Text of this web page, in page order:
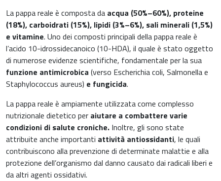
Oncologia
Medicina Interna, Geriatria e Reumatologia
Nutrizione e Metabolismo
Ortopedia e Traumatologia
Pediatria
Minerali e vitamine
Muscoli e articolazioni
News & Eventi
Nutrizione sportiva
Prodotti oftalmici
Riposo notturno
La pappa reale è composta da acqua (50%–60%), proteine ​​
(18%), carboidrati (15%), lipidi (3%–6%), sali minerali (1,5%)
e vitamine. Uno dei composti principali della pappa reale è
l’acido 10-idrossidecanoico (10-HDA), il quale è stato oggetto
di numerose evidenze scientifiche, fondamentale per la sua
funzione antimicrobica (verso Escherichia coli, Salmonella e
Staphylococcus aureus) e fungicida.
La pappa reale è ampiamente utilizzata come complesso
nutrizionale dietetico per aiutare a combattere varie
condizioni di salute croniche. Inoltre, gli sono state
attribuite anche importanti attività antiossidanti, le quali
contribuiscono alla prevenzione di determinate malattie e alla
protezione dell’organismo dal danno causato dai radicali liberi e
da altri agenti ossidativi.